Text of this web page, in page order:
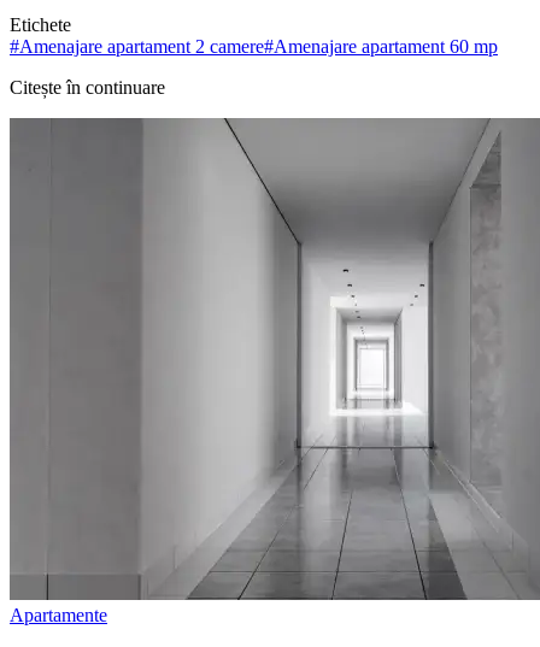
Etichete
#Amenajare apartament 2 camere#Amenajare apartament 60 mp
Citește în continuare
Apartamente